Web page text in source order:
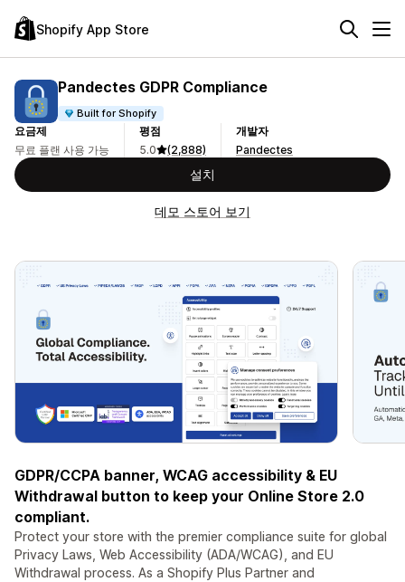
Shopify App Store
Pandectes GDPR Compliance
Built for Shopify
요금제
무료 플랜 사용 가능
평점
5.0
(2,888)
개발자
Pandectes
설치
데모 스토어 보기
GDPR/CCPA banner, WCAG accessibility & EU
Withdrawal button to keep your Online Store 2.0
compliant.
Protect your store with the premier compliance suite for global
Privacy Laws, Web Accessibility (ADA/WCAG), and EU
Withdrawal process. As a Shopify Plus Partner and